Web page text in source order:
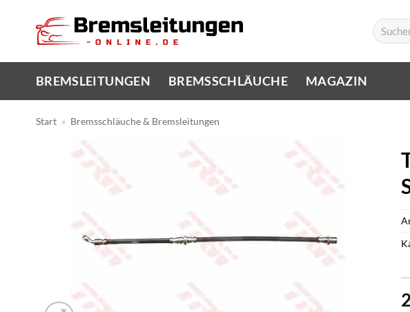
springen
Suchen
nach:
BREMSLEITUNGEN BREMSSCHLÄUCHE MAGAZIN
Start » Bremsschläuche & Bremsleitungen